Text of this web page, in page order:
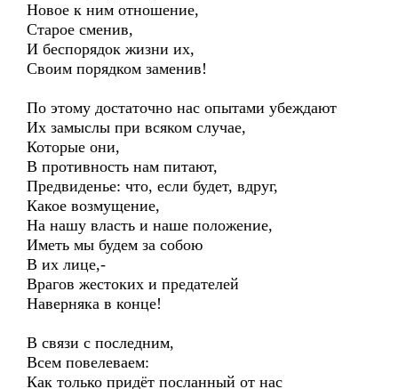
Новое к ним отношение,
Старое сменив,
И беспорядок жизни их,
Своим порядком заменив!
По этому достаточно нас опытами убеждают
Их замыслы при всяком случае,
Которые они,
В противность нам питают,
Предвиденье: что, если будет, вдруг,
Какое возмущение,
На нашу власть и наше положение,
Иметь мы будем за собою
В их лице,-
Врагов жестоких и предателей
Наверняка в конце!
В связи с последним,
Всем повелеваем:
Как только придёт посланный от нас